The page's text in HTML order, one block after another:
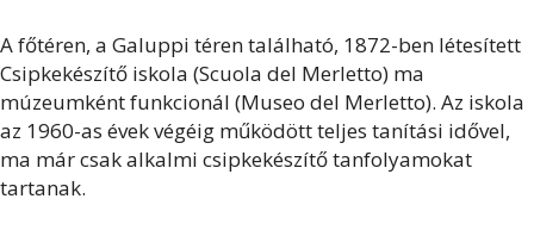
A főtéren, a Galuppi téren található, 1872-ben létesített
Csipkekészítő iskola (Scuola del Merletto) ma
múzeumként funkcionál (Museo del Merletto). Az iskola
az 1960-as évek végéig működött teljes tanítási idővel,
ma már csak alkalmi csipkekészítő tanfolyamokat
tartanak.